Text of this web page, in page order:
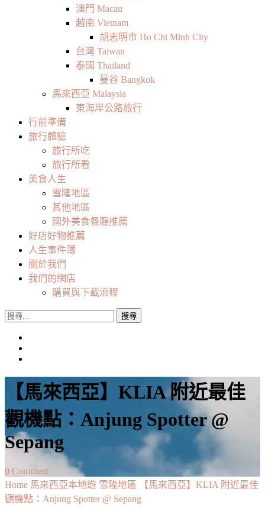
澳門 Macau
越南 Vietnam
胡志明市 Ho Chi Minh City
台灣 Taiwan
泰國 Thailand
曼谷 Bangkok
馬來西亞 Malaysia
東海岸公路旅行
行前準備
旅行體驗
旅行所吃
旅行所看
美食人生
雪隆地區
其他地區
國外美食餐廳推薦
好店好物推薦
人生事件簿
關於我們
我們的網店
購買與下載流程
搜
【馬來西亞】KLIA 附近最佳
觀機點：Anjung Spotter @
Sepang
0 Commenton
【馬
來
Home 馬來西亞本地遊 雪隆地區
【馬來西亞】KLIA 附近最佳
觀機點：Anjung Spotter @ Sepang